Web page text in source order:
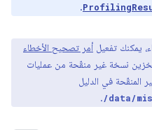
.
يمكنك تفعيل أمر تصحيح الأخطاء
نسخة غير منقّحة من عمليات
المنقّحة في الدليل
/data/
.